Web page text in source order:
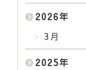
2026年
3月
2025年